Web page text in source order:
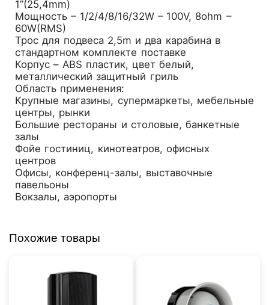
1”(25,4mm)
Мощность – 1/2/4/8/16/32W – 100V, 8ohm –
60W(RMS)
Трос для подвеса 2,5m и два карабина в
стандартном комплекте поставке
Корпус – ABS пластик, цвет белый,
металлический защитный гриль
Область применения:
Крупные магазины, супермаркеты, мебельные
центры, рынки
Большие рестораны и столовые, банкетные
залы
Фойе гостиниц, кинотеатров, офисных
центров
Офисы, конференц-залы, выставочные
павельоны
Вокзалы, аэропорты
Похожие товары